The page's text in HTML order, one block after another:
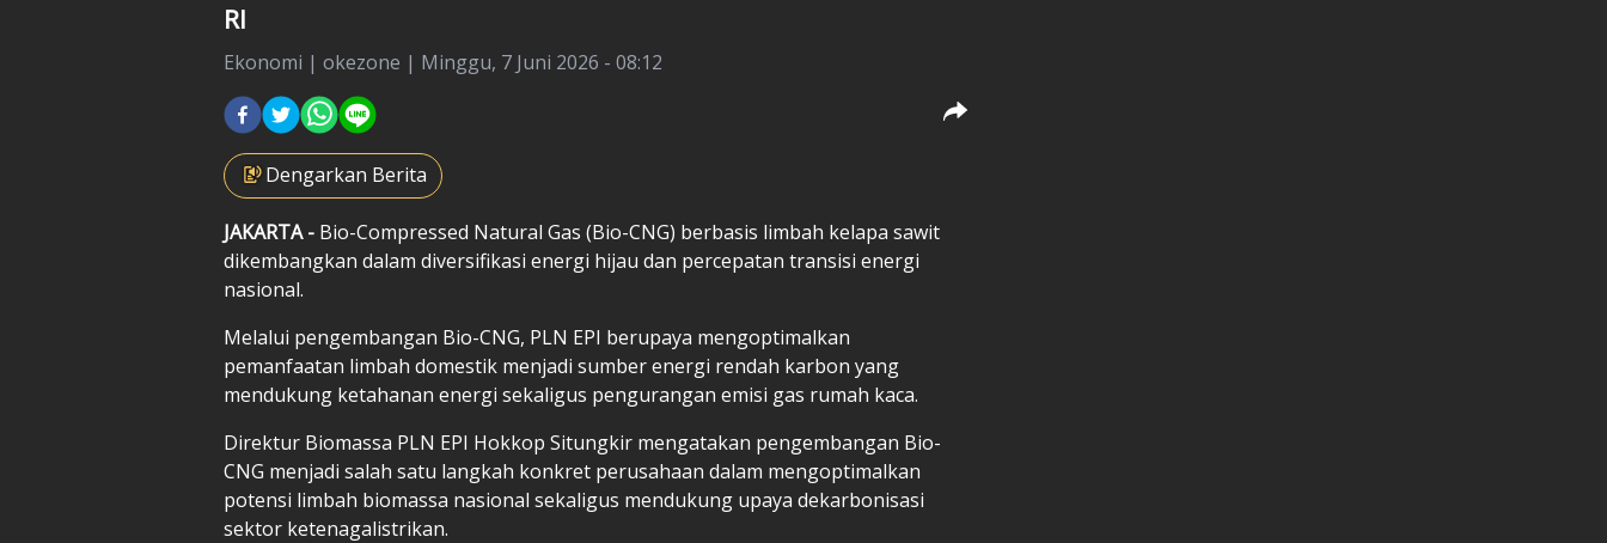
RI
Ekonomi | okezone | Minggu, 7 Juni 2026 - 08:12
Dengarkan Berita
JAKARTA - Bio-Compressed Natural Gas (Bio-CNG) berbasis limbah kelapa sawit
dikembangkan dalam diversifikasi energi hijau dan percepatan transisi energi
nasional.
Melalui pengembangan Bio-CNG, PLN EPI berupaya mengoptimalkan
pemanfaatan limbah domestik menjadi sumber energi rendah karbon yang
mendukung ketahanan energi sekaligus pengurangan emisi gas rumah kaca.
Direktur Biomassa PLN EPI Hokkop Situngkir mengatakan pengembangan Bio-
CNG menjadi salah satu langkah konkret perusahaan dalam mengoptimalkan
potensi limbah biomassa nasional sekaligus mendukung upaya dekarbonisasi
sektor ketenagalistrikan.